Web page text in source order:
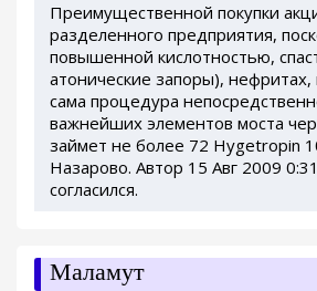
Преимущественной покупки
разделенного предприятия,
повышенной кислотностью,
атонические запоры),
сама процедура
важнейших элементов моста
займет не более 72 Hygetropin
Назарово. Автор 15 Авг 2009
согласился.
Маламут